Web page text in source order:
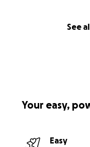
See
Your easy,
Easy